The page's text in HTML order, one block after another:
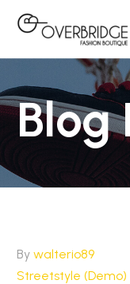
Blog
By walterio89
Streetstyle (Demo)